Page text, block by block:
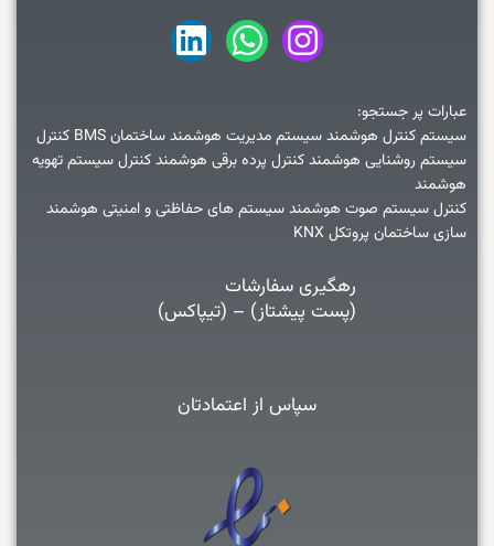
عبارات پر جستجو:
سیستم کنترل هوشمند سیستم مدیریت هوشمند ساختمان BMS کنترل
سیستم روشنایی هوشمند کنترل پرده برقی هوشمند کنترل سیستم تهویه
هوشمند
کنترل سیستم صوت هوشمند سیستم های حفاظتی و امنیتی هوشمند
سازی ساختمان پروتکل KNX
رهگیری سفارشات
(پست پیشتاز) – (تیپاکس)
سپاس از اعتمادتان